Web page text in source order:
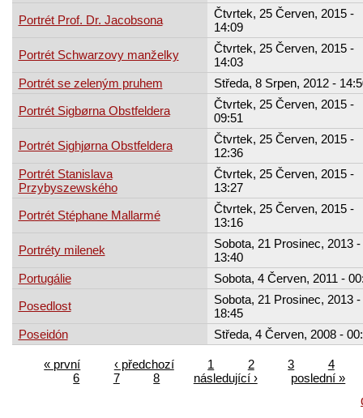
Portrét Prof. Dr. Jacobsona
Čtvrtek, 25 Červen, 2015 -
14:09
Portrét Schwarzovy manželky
Čtvrtek, 25 Červen, 2015 -
14:03
Portrét se zeleným pruhem
Středa, 8 Srpen, 2012 -
Portrét Sigbørna Obstfeldera
Čtvrtek, 25 Červen, 2015 -
09:51
Portrét Sighjørna Obstfeldera
Čtvrtek, 25 Červen, 2015 -
12:36
Portrét Stanislava
Przybyszewského
Čtvrtek, 25 Červen, 2015 -
13:27
Portrét Stéphane Mallarmé
Čtvrtek, 25 Červen, 2015 -
13:16
Portréty milenek
Sobota, 21 Prosinec, 2013 -
13:40
Portugálie
Sobota, 4 Červen, 2011 -
Posedlost
Sobota, 21 Prosinec, 2013 -
18:45
Poseidón
Středa, 4 Červen, 2008 -
« první ‹ předchozí 1 2 3
4
6
7 8 následující ›
poslední »